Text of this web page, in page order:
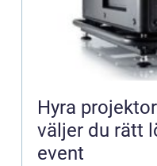
Hyra projektor
väljer du rätt
event